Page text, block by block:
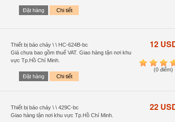
Đặt hàng Chi tiết
Thiết bị báo cháy \ \ HC-624B-bc
Giá chưa bao gồm thuế VAT. Giao hàng tận nơi khu
vực Tp.Hồ Chí Minh.
Đặt hàng Chi tiết
12
1 2 3 4
(0 điểm)
Thiết bị báo cháy \ \ 429C-bc
Giao hàng tận nơi khu vực Tp.Hồ Chí Minh.
22